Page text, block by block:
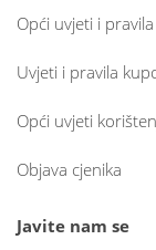
Opći uvjeti i
Uvjeti i pravila
Opći uvjeti
Objava cjenika
Javite nam se